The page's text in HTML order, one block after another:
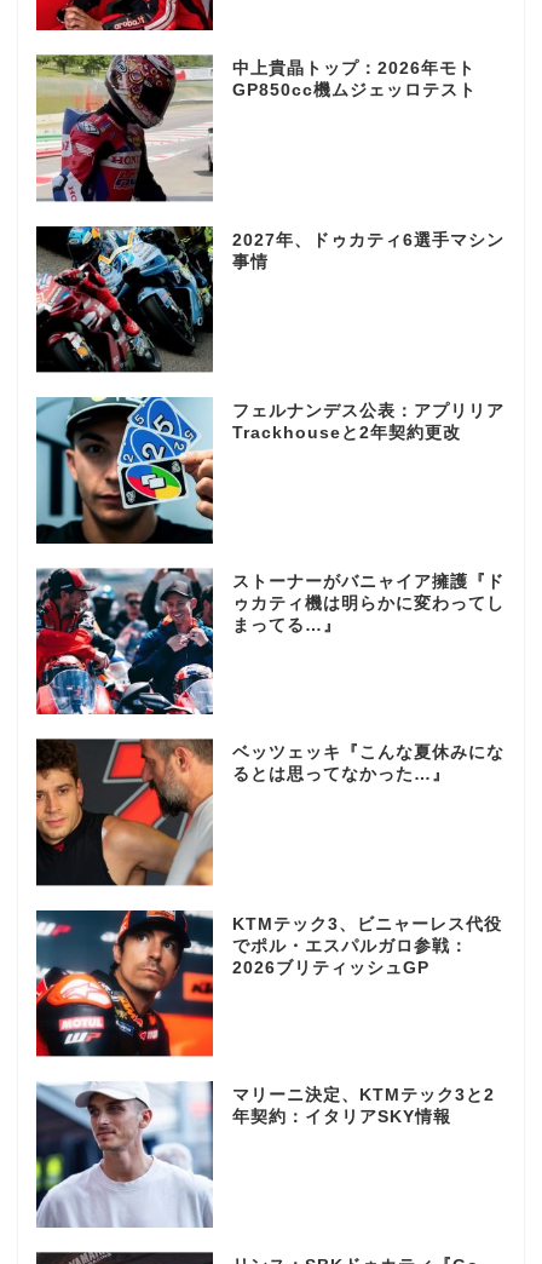
中上貴晶トップ：2026年モト
GP850cc機ムジェッロテスト
2027年、ドゥカティ6選手マシン
事情
フェルナンデス公表：アプリリア
Trackhouseと2年契約更改
ストーナーがバニャイア擁護『ド
ゥカティ機は明らかに変わってし
まってる…』
ベッツェッキ『こんな夏休みにな
るとは思ってなかった…』
KTMテック3、ビニャーレス代役
でポル・エスパルガロ参戦：
2026ブリティッシュGP
マリーニ決定、KTMテック3と2
年契約：イタリアSKY情報